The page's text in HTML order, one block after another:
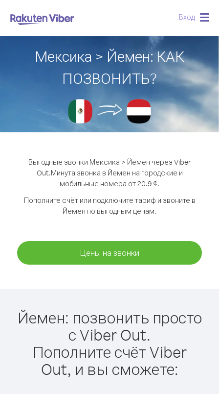
Вход
Мексика > Йемен: КАК
ПОЗВОНИТЬ?
Выгодные звонки Мексика > Йемен через Viber
Out.Минута звонка в Йемен на городские и
мобильные номера от 20.9 ¢.
Пополните счёт или подключите тариф и звоните в
Йемен по выгодным ценам.
Цены на звонки
Йемен: позвонить просто
с Viber Out.
Пополните счёт Viber
Out, и вы сможете: